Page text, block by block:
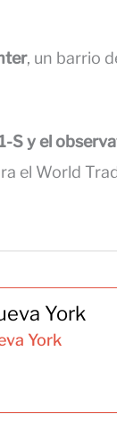
, un barrio
S y el
el World
York
York